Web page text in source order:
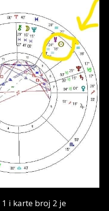
i karte broj 2 je